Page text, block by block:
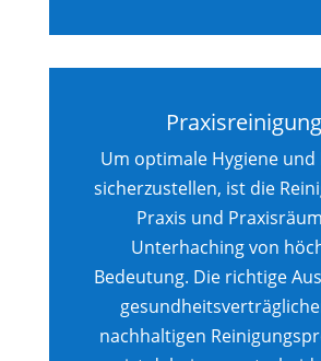
Praxisreinigung
Um optimale Hygiene und
sicherzustellen, ist die
Praxis und
Unterhaching von
Bedeutung. Die richtige
nachhaltigen